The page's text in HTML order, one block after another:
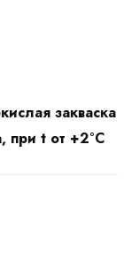
закваска
при t от +2°С